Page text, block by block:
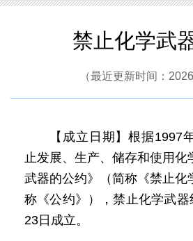
禁止化学武
（最近更新时间：
【成立日期】根据1997
止发展、生产、储存和使用化
武器的公约》（简称《禁止化
称《公约》），禁止化学武器
23日成立。